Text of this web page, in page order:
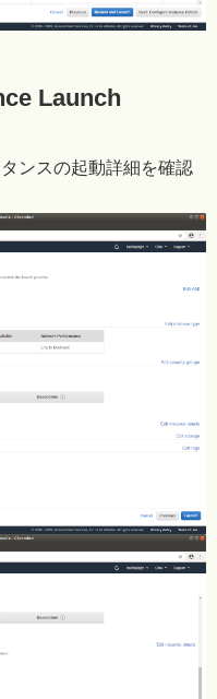
Launch
ンスの起動詳細を確認